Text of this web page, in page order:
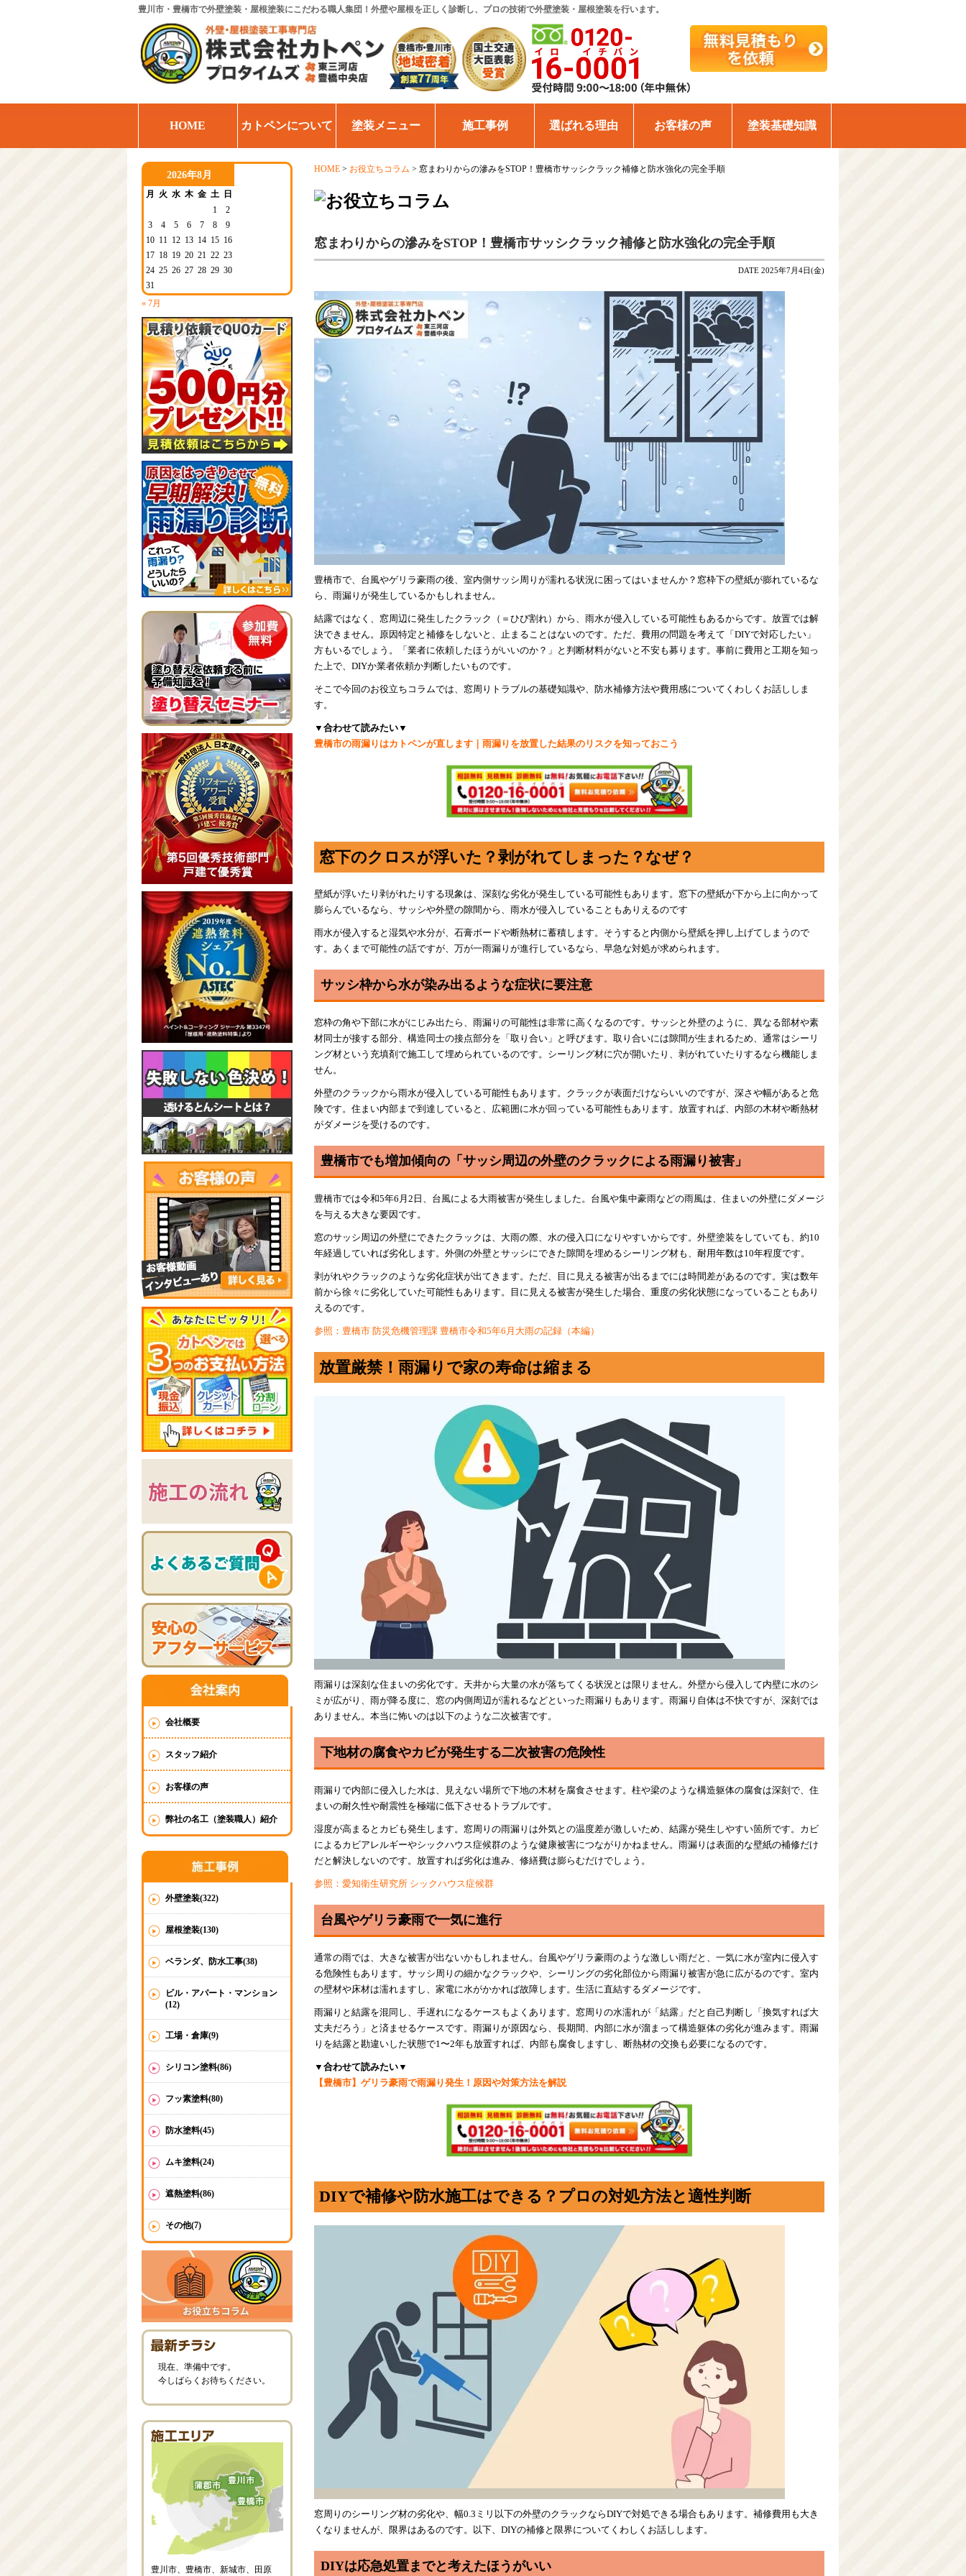
豊川市・豊橋市で外壁塗装・屋根塗装にこだわる職人集団！外壁や屋根を正しく診断し、プロの技術で外壁塗装・屋根塗装を行います。
HOME カトペンについて 塗装メニュー 施工事例 選ばれる理由 お客様の声 塗装基礎知識
HOME > お役立ちコラム > 窓まわりからの滲みをSTOP！豊橋市サッシクラック補修と防水強化の完全手順
窓まわりからの滲みをSTOP！豊橋市サッシクラック補修と防水強化の完全手順
DATE 2025年7月4日(金)
豊橋市で、台風やゲリラ豪雨の後、室内側サッシ周りが濡れる状況に困ってはいませんか？窓枠下の壁紙が膨れているな
ら、雨漏りが発生しているかもしれません。
結露ではなく、窓周辺に発生したクラック（＝ひび割れ）から、雨水が侵入している可能性もあるからです。放置では解
決できません。原因特定と補修をしないと、止まることはないのです。ただ、費用の問題を考えて「DIYで対応したい」
方もいるでしょう。「業者に依頼したほうがいいのか？」と判断材料がないと不安も募ります。事前に費用と工期を知っ
た上で、DIYか業者依頼か判断したいものです。
そこで今回のお役立ちコラムでは、窓周りトラブルの基礎知識や、防水補修方法や費用感についてくわしくお話ししま
す。
▼合わせて読みたい▼
豊橋市の雨漏りはカトペンが直します｜雨漏りを放置した結果のリスクを知っておこう
窓下のクロスが浮いた？剥がれてしまった？なぜ？
壁紙が浮いたり剥がれたりする現象は、深刻な劣化が発生している可能性もあります。窓下の壁紙が下から上に向かって
膨らんでいるなら、サッシや外壁の隙間から、雨水が侵入していることもありえるのです
雨水が侵入すると湿気や水分が、石膏ボードや断熱材に蓄積します。そうすると内側から壁紙を押し上げてしまうので
す。あくまで可能性の話ですが、万が一雨漏りが進行しているなら、早急な対処が求められます。
サッシ枠から水が染み出るような症状に要注意
窓枠の角や下部に水がにじみ出たら、雨漏りの可能性は非常に高くなるのです。サッシと外壁のように、異なる部材や素
材同士が接する部分、構造同士の接点部分を「取り合い」と呼びます。取り合いには隙間が生まれるため、通常はシーリ
ング材という充填剤で施工して埋められているのです。シーリング材に穴が開いたり、剥がれていたりするなら機能しま
せん。
外壁のクラックから雨水が侵入している可能性もあります。クラックが表面だけならいいのですが、深さや幅があると危
険です。住まい内部まで到達していると、広範囲に水が回っている可能性もあります。放置すれば、内部の木材や断熱材
がダメージを受けるのです。
豊橋市でも増加傾向の「サッシ周辺の外壁のクラックによる雨漏り被害」
豊橋市では令和5年6月2日、台風による大雨被害が発生しました。台風や集中豪雨などの雨風は、住まいの外壁にダメージ
を与える大きな要因です。
窓のサッシ周辺の外壁にできたクラックは、大雨の際、水の侵入口になりやすいからです。外壁塗装をしていても、約10
年経過していれば劣化します。外側の外壁とサッシにできた隙間を埋めるシーリング材も、耐用年数は10年程度です。
剥がれやクラックのような劣化症状が出てきます。ただ、目に見える被害が出るまでには時間差があるのです。実は数年
前から徐々に劣化していた可能性もあります。目に見える被害が発生した場合、重度の劣化状態になっていることもあり
えるのです。
参照：豊橋市 防災危機管理課 豊橋市令和5年6月大雨の記録（本編）
放置厳禁！雨漏りで家の寿命は縮まる
雨漏りは深刻な住まいの劣化です。天井から大量の水が落ちてくる状況とは限りません。外壁から侵入して内壁に水のシ
ミが広がり、雨が降る度に、窓の内側周辺が濡れるなどといった雨漏りもあります。雨漏り自体は不快ですが、深刻では
ありません。本当に怖いのは以下のような二次被害です。
下地材の腐食やカビが発生する二次被害の危険性
雨漏りで内部に侵入した水は、見えない場所で下地の木材を腐食させます。柱や梁のような構造躯体の腐食は深刻で、住
まいの耐久性や耐震性を極端に低下させるトラブルです。
湿度が高まるとカビも発生します。窓周りの雨漏りは外気との温度差が激しいため、結露が発生しやすい箇所です。カビ
によるカビアレルギーやシックハウス症候群のような健康被害につながりかねません。雨漏りは表面的な壁紙の補修だけ
だと解決しないのです。放置すれば劣化は進み、修繕費は膨らむだけでしょう。
参照：愛知衛生研究所 シックハウス症候群
台風やゲリラ豪雨で一気に進行
通常の雨では、大きな被害が出ないかもしれません。台風やゲリラ豪雨のような激しい雨だと、一気に水が室内に侵入す
る危険性もあります。サッシ周りの細かなクラックや、シーリングの劣化部位から雨漏り被害が急に広がるのです。室内
の壁材や床材は濡れますし、家電に水がかかれば故障します。生活に直結するダメージです。
雨漏りと結露を混同し、手遅れになるケースもよくあります。窓周りの水濡れが「結露」だと自己判断し「換気すれば大
丈夫だろう」と済ませるケースです。雨漏りが原因なら、長期間、内部に水が溜まって構造躯体の劣化が進みます。雨漏
りを結露と勘違いした状態で1〜2年も放置すれば、内部も腐食しますし、断熱材の交換も必要になるのです。
▼合わせて読みたい▼
【豊橋市】ゲリラ豪雨で雨漏り発生！原因や対策方法を解説
DIYで補修や防水施工はできる？プロの対処方法と適性判断
窓周りのシーリング材の劣化や、幅0.3ミリ以下の外壁のクラックならDIYで対処できる場合もあります。補修費用も大き
くなりませんが、限界はあるのです。以下、DIYの補修と限界についてくわしくお話しします。
DIYは応急処置までと考えたほうがいい
2026年8月
月 火 水 木 金 土
日
1
2
3
4 5 6 7 8
9
10 11 12 13 14 15 16
17 18 19 20 21 22 23
24 25 26 27 28 29 30
31
« 7月
会社概要
スタッフ紹介
お客様の声
弊社の名工（塗装職人）紹介
外壁塗装(322)
屋根塗装(130)
ベランダ、防水工事(38)
ビル・アパート・マンション
(12)
工場・倉庫(9)
シリコン塗料(86)
フッ素塗料(80)
防水塗料(45)
ムキ塗料(24)
遮熱塗料(86)
その他(7)
現在、準備中です。
今しばらくお待ちください。
豊川市、豊橋市、新城市、田原